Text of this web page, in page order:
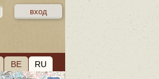
BE RU